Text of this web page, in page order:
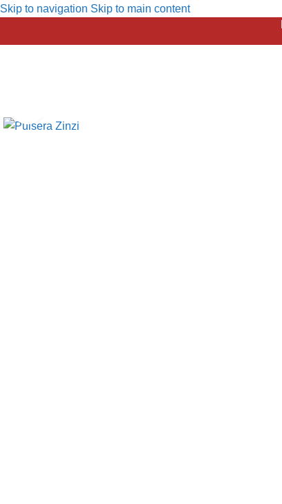
Skip to navigation Skip to main content